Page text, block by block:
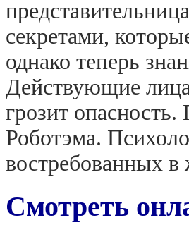
секретами,
однако теперь
Действующие
грозит
Роботэма.
востребованных в
Смотреть